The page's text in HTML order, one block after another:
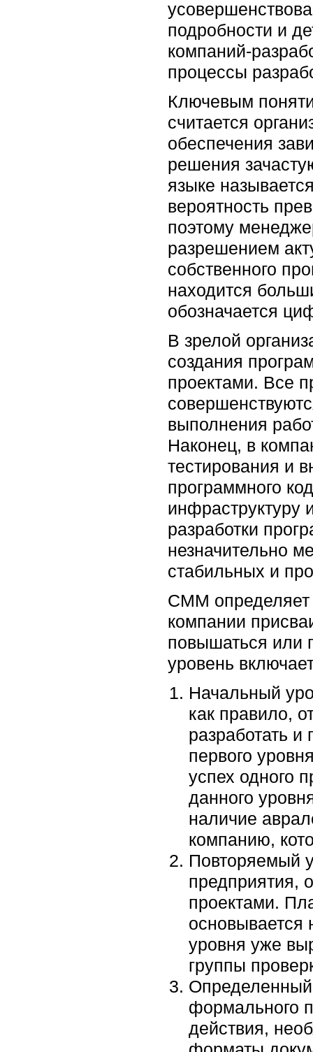
подробности и
компаний-
процессы
Ключевым
считается
обеспечения
решения
языке
вероятность
поэтому
разрешением
собственного
находится
обозначается
В зрелой
создания
проектами. Все
выполнения
Наконец, в
тестирования и
программного
инфраструктуру
разработки
незначительно
стабильных и
CMM определяет
компании
повышаться или
уровень
Начальный
как правило,
разработать и
первого
успех одного
данного
наличие
компанию,
Повторяемый
предприятия,
проектами.
уровня уже
группы
Определенный
формального
действия,